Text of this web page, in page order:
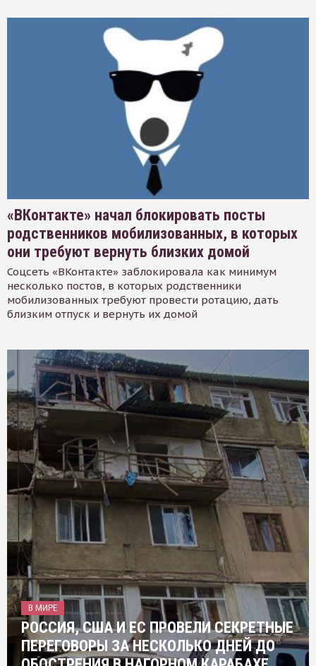
«ВКонтакте» начал блокировать посты
родственников мобилизованных, в которых
они требуют вернуть близких домой
Соцсеть «ВКонтакте» заблокировала как минимум
несколько постов, в которых родственники
мобилизованных требуют провести ротацию, дать
близким отпуск и вернуть их домой
В МИРЕ
РОССИЯ, США И ЕС ПРОВЕЛИ СЕКРЕТНЫЕ
ПЕРЕГОВОРЫ ЗА НЕСКОЛЬКО ДНЕЙ ДО